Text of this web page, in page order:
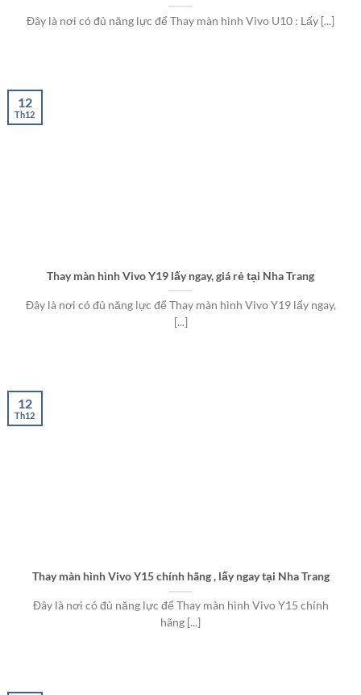
Đây là nơi có đủ năng lực để Thay màn hình Vivo U10 : Lấy [...]
Thay màn hình Vivo Y19 lấy ngay, giá rẻ tại Nha Trang
Đây là nơi có đủ năng lực để Thay màn hình Vivo Y19 lấy ngay,
[...]
12
Th12
Thay màn hình Vivo Y15 chính hãng , lấy ngay tại Nha Trang
Đây là nơi có đủ năng lực để Thay màn hình Vivo Y15 chính
hãng [...]
12
Th12